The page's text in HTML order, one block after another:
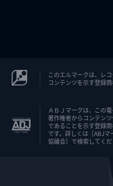
このエルマークは、レ
コンテンツを示す登録
ＡＢＪマークは、この
著作権者からコンテン
であることを示す登録
です。詳しくは［ABJ
協議会］で検索してくだ